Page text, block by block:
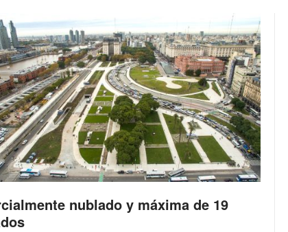
nublado y máxima de 19